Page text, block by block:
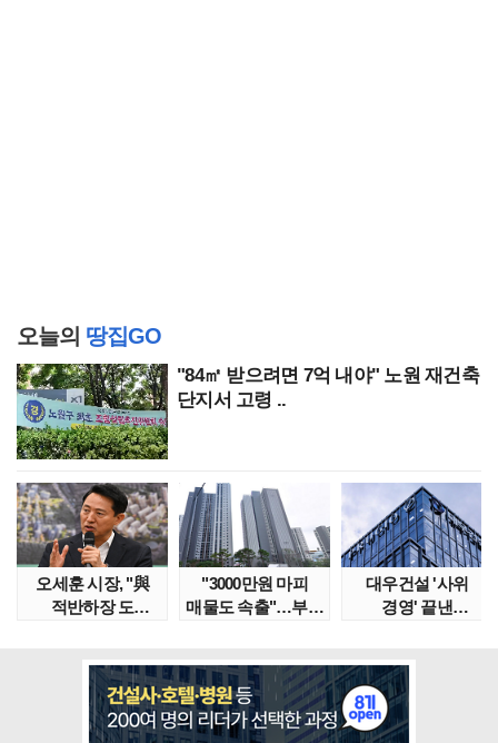
오늘의 땅집GO
"84㎡ 받으려면 7억 내야" 노원 재건축
단지서 고령 ..
오세훈 시장, "與
적반하장 도
"3000만원 마피
매물도 속출"…부산
대우건설 '사위
경영' 끝낸